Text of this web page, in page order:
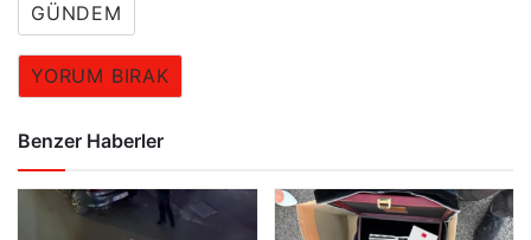
GÜNDEM
YORUM BIRAK
Benzer Haberler